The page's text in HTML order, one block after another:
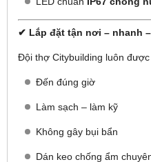
✔ Lắp đặt tận nơi – nhanh
Đội thợ Citybuilding luôn
Đến đúng giờ
Làm sạch – làm kỹ
Không gây bụi bẩn
Dán keo chống ẩm